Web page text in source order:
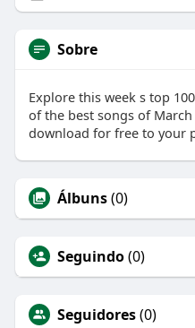
Sobre
Explore this week s top
of the best songs of
download for free to your
Álbuns(0)
Seguindo(0)
Seguidores(0)